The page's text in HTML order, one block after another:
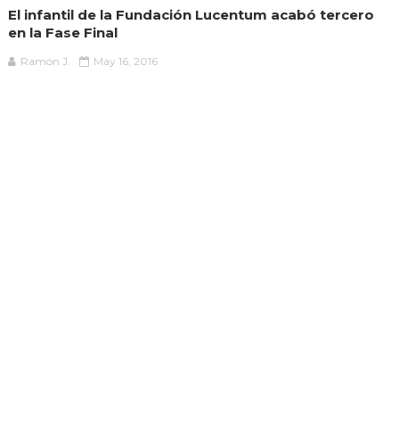
El infantil de la Fundación Lucentum acabó tercero
en la Fase Final
Ramón J. May 16, 2016